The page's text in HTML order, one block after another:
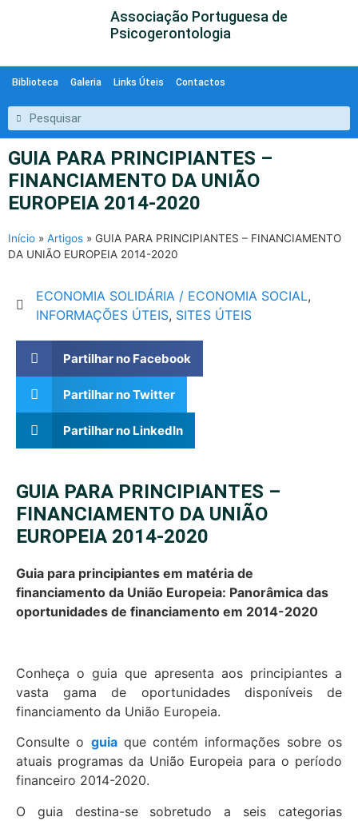
Associação Portuguesa de
Psicogerontologia
Biblioteca Galeria Links Úteis Contactos
GUIA PARA PRINCIPIANTES –
FINANCIAMENTO DA UNIÃO
EUROPEIA 2014-2020
Início » Artigos » GUIA PARA PRINCIPIANTES – FINANCIAMENTO
DA UNIÃO EUROPEIA 2014-2020
ECONOMIA SOLIDÁRIA / ECONOMIA SOCIAL,
INFORMAÇÕES ÚTEIS, SITES ÚTEIS
Partilhar no Facebook
Partilhar no Twitter
Partilhar no LinkedIn
GUIA PARA PRINCIPIANTES –
FINANCIAMENTO DA UNIÃO
EUROPEIA 2014-2020
Guia para principiantes em matéria de
financiamento da União Europeia: Panorâmica das
oportunidades de financiamento em 2014-2020
Conheça o guia que apresenta aos principiantes a
vasta gama de oportunidades disponíveis de
financiamento da União Europeia.
Consulte o guiaque contém informações sobre os
atuais programas da União Europeia para o período
financeiro 2014-2020.
O guia destina-se sobretudo a seis categorias